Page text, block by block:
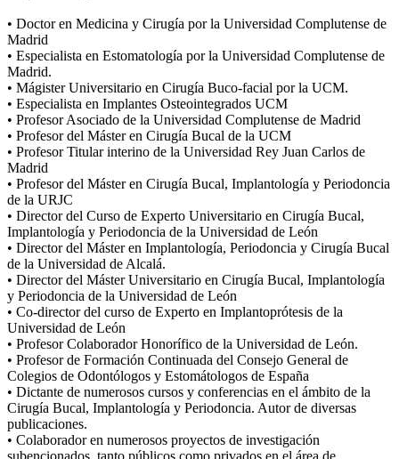
• Doctor en Medicina y Cirugía por la Universidad Complutense de
Madrid
• Especialista en Estomatología por la Universidad Complutense de
Madrid.
• Mágister Universitario en Cirugía Buco-facial por la UCM.
• Especialista en Implantes Osteointegrados UCM
• Profesor Asociado de la Universidad Complutense de Madrid
• Profesor del Máster en Cirugía Bucal de la UCM
• Profesor Titular interino de la Universidad Rey Juan Carlos de
Madrid
• Profesor del Máster en Cirugía Bucal, Implantología y Periodoncia
de la URJC
• Director del Curso de Experto Universitario en Cirugía Bucal,
Implantología y Periodoncia de la Universidad de León
• Director del Máster en Implantología, Periodoncia y Cirugía Bucal
de la Universidad de Alcalá.
• Director del Máster Universitario en Cirugía Bucal, Implantología
y Periodoncia de la Universidad de León
• Co-director del curso de Experto en Implantoprótesis de la
Universidad de León
• Profesor Colaborador Honorífico de la Universidad de León.
• Profesor de Formación Continuada del Consejo General de
Colegios de Odontólogos y Estomátologos de España
• Dictante de numerosos cursos y conferencias en el ámbito de la
Cirugía Bucal, Implantología y Periodoncia. Autor de diversas
publicaciones.
• Colaborador en numerosos proyectos de investigación
subencionados, tanto públicos como privados en el área de